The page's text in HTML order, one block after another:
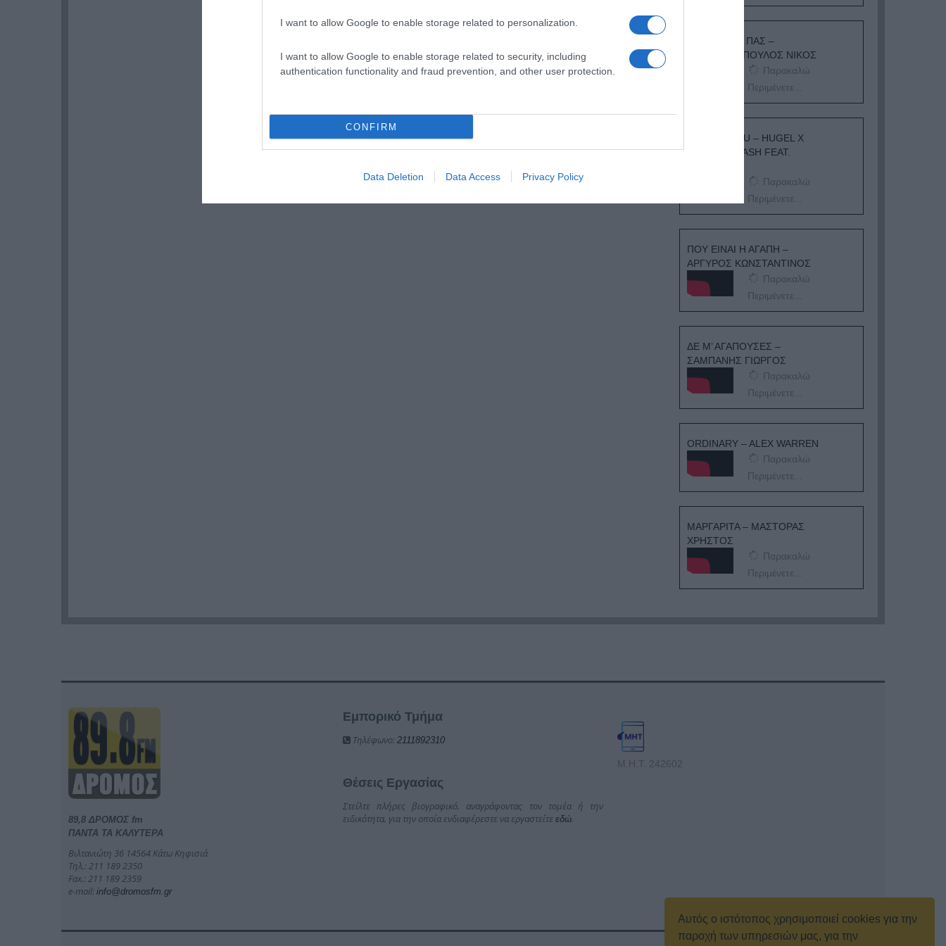
Αυτός ο ιστότοπος χρησιμοποιεί cookies για την
παροχή των υπηρεσιών μας, για την
I want to allow Google to enable storage related to personalization.
I want to allow Google to enable storage related to security, including
authentication functionality and fraud prevention, and other user protection.
CONFIRM
Data Deletion Data Access Privacy Policy
ΟΠΟΥ ΚΙ ΑΝ ΠΑΣ –
ΟΙΚΟΝΟΜΟΠΟΥΛΟΣ ΝΙΚΟΣ
Παρακαλώ
Περιμένετε...
I ADORE YOU – HUGEL X
TOPIC X ARASH FEAT.
Παρακαλώ
Περιμένετε...
ΠΟΥ ΕΙΝΑΙ Η ΑΓΑΠΗ –
ΑΡΓΥΡΟΣ ΚΩΝΣΤΑΝΤΙΝΟΣ
Παρακαλώ
Περιμένετε...
ΔΕ Μ’ ΑΓΑΠΟΥΣΕΣ –
ΣΑΜΠΑΝΗΣ ΓΙΩΡΓΟΣ
Παρακαλώ
Περιμένετε...
ORDINARY – ALEX WARREN
Παρακαλώ
Περιμένετε...
ΜΑΡΓΑΡΙΤΑ – ΜΑΣΤΟΡΑΣ
ΧΡΗΣΤΟΣ
Παρακαλώ
Περιμένετε...
89,8 ΔΡΟΜΟΣ fm
ΠΑΝΤΑ ΤΑ ΚΑΛΥΤΕΡΑ
Βιλτανιώτη 36 14564 Κάτω Κηφισιά
Τηλ.: 211 189 2350
Fax.: 211 189 2359
e-mail: info@dromosfm.gr
Εμπορικό Τμήμα
Τηλέφωνο: 2111892310
Θέσεις Εργασίας
Στείλτε πλήρες βιογραφικό, αναγράφοντας τον τομέα ή την
ειδικότητα, για την οποία ενδιαφέρεστε να εργαστείτε εδώ
Μ.Η.Τ. 242602